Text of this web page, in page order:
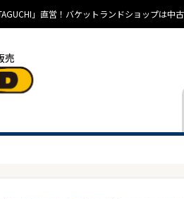
」直営！バケットランドショップは中
売